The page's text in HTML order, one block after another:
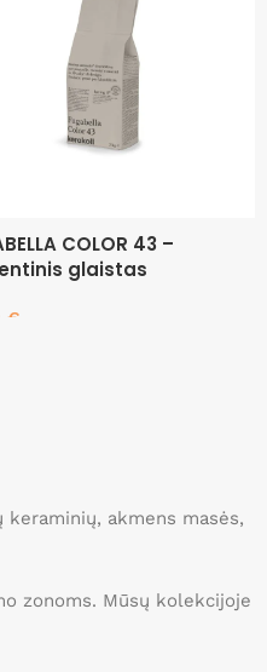
COLOR 43 –
glaistas
€
akmens masės,
zonoms. Mūsų kolekcijoje